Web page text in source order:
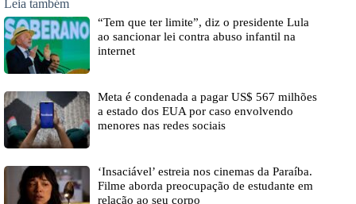
Leia também
“Tem que ter limite”, diz o presidente Lula
ao sancionar lei contra abuso infantil na
internet
Meta é condenada a pagar US$ 567 milhões
a estado dos EUA por caso envolvendo
menores nas redes sociais
‘Insaciável’ estreia nos cinemas da Paraíba.
Filme aborda preocupação de estudante em
relação ao seu corpo